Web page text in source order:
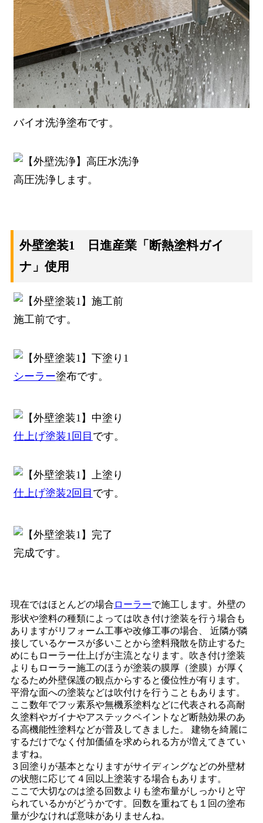
バイオ洗浄塗布です。
高圧洗浄します。
外壁塗装1 日進産業「断熱塗料ガイ
ナ」使用
施工前です。
シーラー塗布です。
仕上げ塗装1回目 です。
仕上げ塗装2回目 です。
完成です。
現在ではほとんどの場合 ローラーで施工します。外壁の
形状や塗料の種類によっては吹き付け塗装を行う場合も
ありますがリフォーム工事や改修工事の場合、 近隣が隣
接しているケースが多いことから塗料飛散を防止するた
めにもローラー仕上げが主流となります。吹き付け塗装
よりもローラー施工のほうが塗装の膜厚（塗膜）が厚く
なるため外壁保護の観点からすると優位性が有ります。
平滑な面への塗装などは吹付けを行うこともあります。
ここ数年でフッ素系や無機系塗料などに代表される高耐
久塗料やガイナやアステックペイントなど断熱効果のあ
る高機能性塗料などが普及してきました。 建物を綺麗に
するだけでなく付加価値を求められる方が増えてきてい
ますね。
３回塗りが基本となりますがサイディングなどの外壁材
の状態に応じて４回以上塗装する場合もあります。
ここで大切なのは塗る回数よりも塗布量がしっかりと守
られているかがどうかです。回数を重ねても１回の塗布
量が少なければ意味がありませんね。